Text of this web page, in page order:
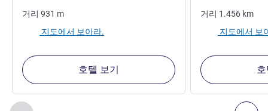
2/ 페이지 , 주변에 있는 다른 시설 1 :, 주변에 있는 다른 시
거리 931 m
지도에서 보아라.
호텔 보기
거리 1.456 km
지도에서 보